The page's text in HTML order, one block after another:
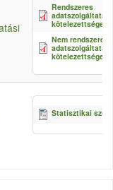
Rendszeres
adatszolgáltatási
Nem rendszeres
adatszolgáltatási
Statisztikai